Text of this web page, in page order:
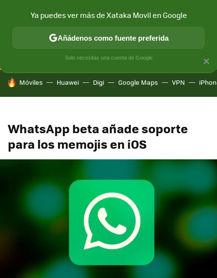
CONECTIVIDAD MÓVIL Y SOCIEDAD APLICACIONES
HOY SE HABLA DE
Móviles Huawei Digi Google Maps VPN
WhatsApp beta añade soporte
para los memojis en iOS
×
Ya puedes ver más de Xataka Movil en Google
Añádenos como fuente preferida
Solo necesitas una cuenta de Google